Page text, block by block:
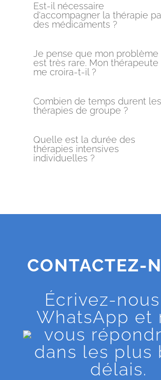
Est-il nécessaire
d'accompagner la thérapie
des médicaments ?
Je pense que mon problème
est très rare. Mon thérapeute
me croira-t-il ?
Combien de temps durent les
thérapies de groupe ?
Quelle est la durée des
thérapies intensives
individuelles ?
CONTACTEZ-
Écrivez-
WhatsApp et
vous
dans les plus
délais.